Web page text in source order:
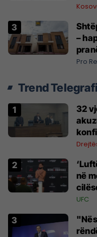
–
Pro
Trend Telegrafi
32
në
UFC